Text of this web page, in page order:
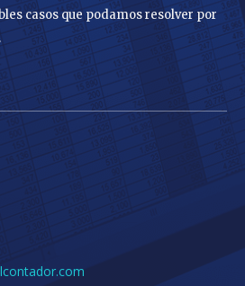
casos que podamos resolver por